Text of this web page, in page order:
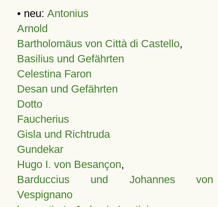
• neu: Antonius
Arnold
Bartholomäus von Città di Castello,
Basilius und Gefährten
Celestina Faron
Desan und Gefährten
Dotto
Faucherius
Gisla und Richtruda
Gundekar
Hugo I. von Besançon,
Barduccius und Johannes von
Vespignano